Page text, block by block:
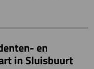
en
in Sluisbuurt